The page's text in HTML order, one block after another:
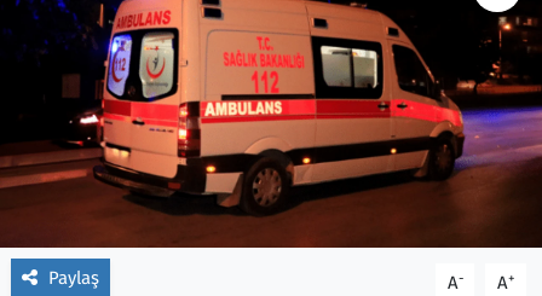
Paylaş A- A+
Têkilî
Haber Arşivi